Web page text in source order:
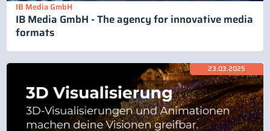
IB Media GmbH
IB Media GmbH - The agency for innovative media
formats
23.03.2025